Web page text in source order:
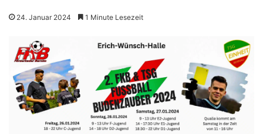
24. Januar 2024 1 Minute Lesezeit